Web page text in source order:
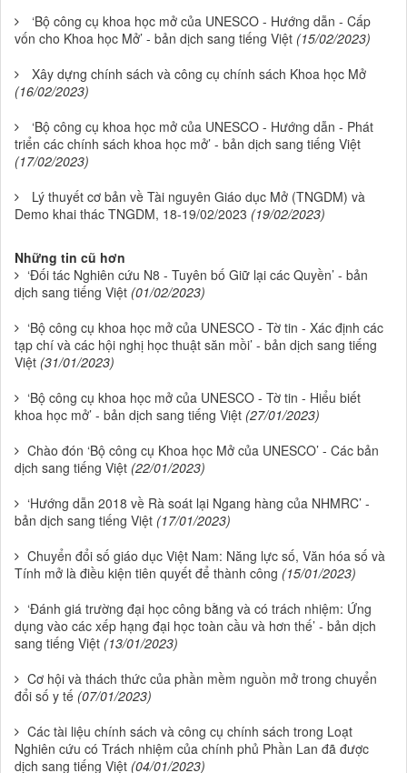
‘Bộ công cụ khoa học mở của UNESCO - Hướng dẫn - Cấp
vốn cho Khoa học Mở’ - bản dịch sang tiếng Việt (15/02/2023)
Xây dựng chính sách và công cụ chính sách Khoa học Mở
(16/02/2023)
‘Bộ công cụ khoa học mở của UNESCO - Hướng dẫn - Phát
triển các chính sách khoa học mở’ - bản dịch sang tiếng Việt
(17/02/2023)
Lý thuyết cơ bản về Tài nguyên Giáo dục Mở (TNGDM) và
Demo khai thác TNGDM, 18-19/02/2023 (19/02/2023)
Những tin cũ hơn
‘Đối tác Nghiên cứu N8 - Tuyên bố Giữ lại các Quyền’ - bản
dịch sang tiếng Việt (01/02/2023)
‘Bộ công cụ khoa học mở của UNESCO - Tờ tin - Xác định các
tạp chí và các hội nghị học thuật săn mồi’ - bản dịch sang tiếng
Việt (31/01/2023)
‘Bộ công cụ khoa học mở của UNESCO - Tờ tin - Hiểu biết
khoa học mở’ - bản dịch sang tiếng Việt (27/01/2023)
Chào đón ‘Bộ công cụ Khoa học Mở của UNESCO’ - Các bản
dịch sang tiếng Việt (22/01/2023)
‘Hướng dẫn 2018 về Rà soát lại Ngang hàng của NHMRC’ -
bản dịch sang tiếng Việt (17/01/2023)
Chuyển đổi số giáo dục Việt Nam: Năng lực số, Văn hóa số và
Tính mở là điều kiện tiên quyết để thành công (15/01/2023)
‘Đánh giá trường đại học công bằng và có trách nhiệm: Ứng
dụng vào các xếp hạng đại học toàn cầu và hơn thế’ - bản dịch
sang tiếng Việt (13/01/2023)
Cơ hội và thách thức của phần mềm nguồn mở trong chuyển
đổi số y tế (07/01/2023)
Các tài liệu chính sách và công cụ chính sách trong Loạt
Nghiên cứu có Trách nhiệm của chính phủ Phần Lan đã được
dịch sang tiếng Việt (04/01/2023)